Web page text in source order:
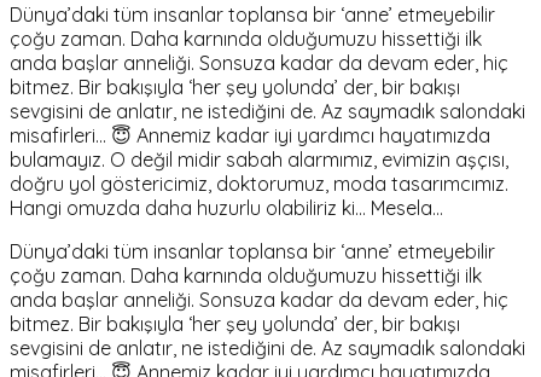
Dünya’daki tüm insanlar toplansa bir ‘anne’ etmeyebilir
çoğu zaman. Daha karnında olduğumuzu hissettiği ilk
anda başlar anneliği. Sonsuza kadar da devam eder, hiç
bitmez. Bir bakışıyla ‘her şey yolunda’ der, bir bakışı
sevgisini de anlatır, ne istediğini de. Az saymadık salondaki
misafirleri… 😇 Annemiz kadar iyi yardımcı hayatımızda
bulamayız. O değil midir sabah alarmımız, evimizin aşçısı,
doğru yol göstericimiz, doktorumuz, moda tasarımcımız.
Hangi omuzda daha huzurlu olabiliriz ki… Mesela…
Dünya’daki tüm insanlar toplansa bir ‘anne’ etmeyebilir
çoğu zaman. Daha karnında olduğumuzu hissettiği ilk
anda başlar anneliği. Sonsuza kadar da devam eder, hiç
bitmez. Bir bakışıyla ‘her şey yolunda’ der, bir bakışı
sevgisini de anlatır, ne istediğini de. Az saymadık salondaki
misafirleri… 😇 Annemiz kadar iyi yardımcı hayatımızda